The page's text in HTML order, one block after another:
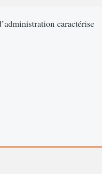
caractérise